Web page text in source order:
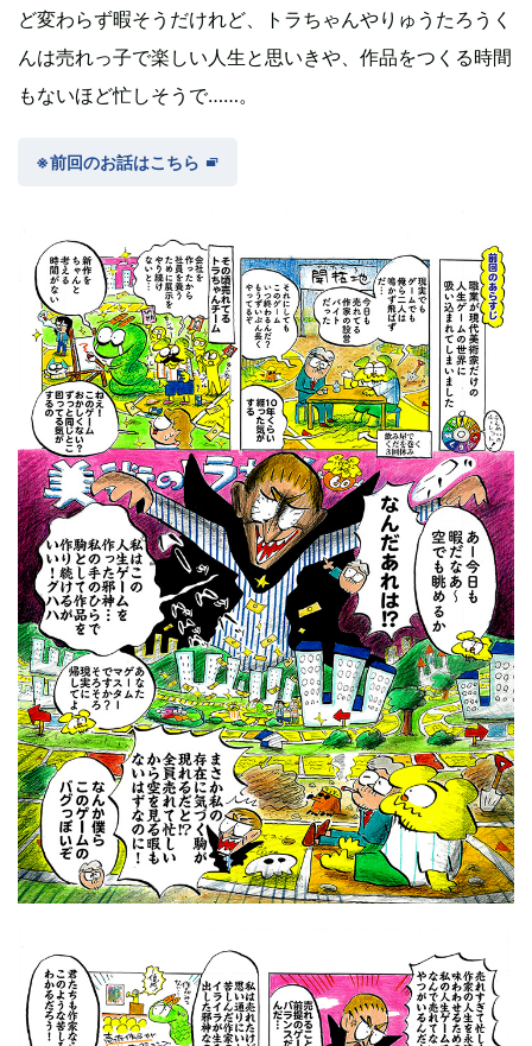
ど変わらず暇そうだけれど、トラちゃんやりゅうたろうく
んは売れっ子で楽しい人生と思いきや、作品をつくる時間
もないほど忙しそうで……。
※前回のお話はこちら